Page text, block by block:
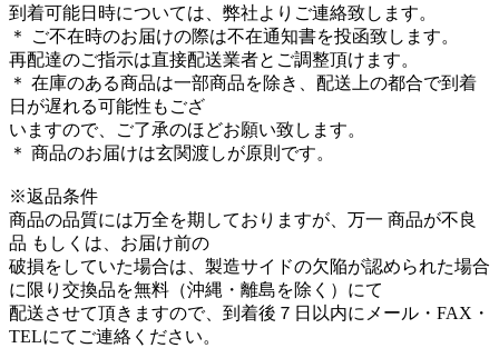
到着可能日時については、弊社よりご連絡致します。
＊ ご不在時のお届けの際は不在通知書を投函致します。
再配達のご指示は直接配送業者とご調整頂けます。
＊ 在庫のある商品は一部商品を除き、配送上の都合で到着
日が遅れる可能性もござ
いますので、ご了承のほどお願い致します。
＊ 商品のお届けは玄関渡しが原則です。
※返品条件
商品の品質には万全を期しておりますが、万一 商品が不良
品 もしくは、お届け前の
破損をしていた場合は、製造サイドの欠陥が認められた場合
に限り交換品を無料（沖縄・離島を除く）にて
配送させて頂きますので、到着後７日以内にメール・FAX・
TELにてご連絡ください。